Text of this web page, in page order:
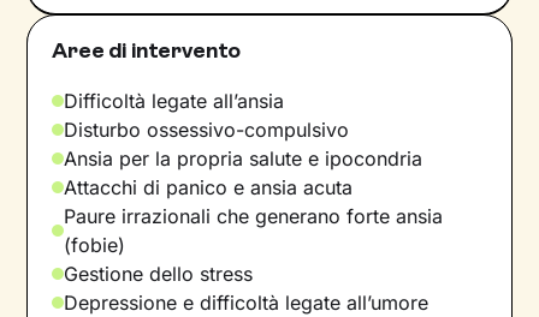
Aree di intervento
Difficoltà legate all’ansia
Disturbo ossessivo-compulsivo
Ansia per la propria salute e ipocondria
Attacchi di panico e ansia acuta
Paure irrazionali che generano forte ansia
(fobie)
Gestione dello stress
Depressione e difficoltà legate all’umore